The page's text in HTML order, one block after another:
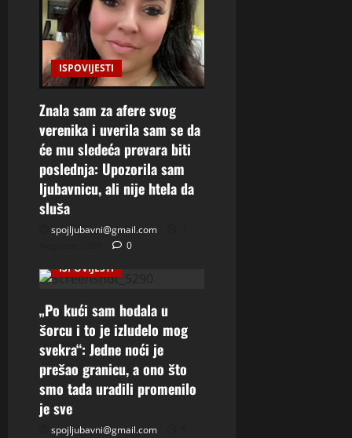
ISPOVIJESTI
Znala sam za afere svog
verenika i uverila sam se da
će mu sledeća prevara biti
poslednja: Upozorila sam
ljubavnicu, ali nije htela da
sluša
spojljubavni@gmail.com
0
ISPOVIJESTI
„Po kući sam hodala u
šorcu i to je izludelo mog
svekra“: Jedne noći je
prešao granicu, a ono što
smo tada uradili promenilo
je sve
spojljubavni@gmail.com